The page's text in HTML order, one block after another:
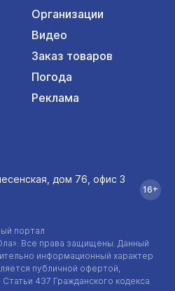
Организации
Видео
Заказ товаров
Погода
Реклама
портал
. Все права защищены. Данный
информационный характер
публичной офертой,
437 Гражданского кодекса
дом 76, офис 3
16+